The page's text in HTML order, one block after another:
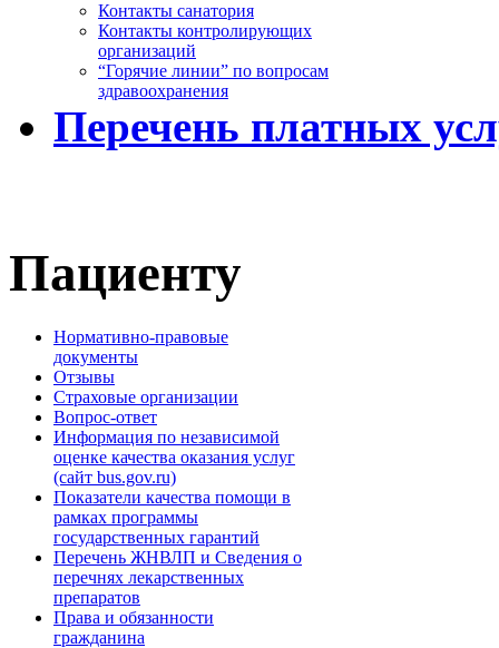
Контакты санатория
Контакты контролирующих
организаций
“Горячие линии” по вопросам
здравоохранения
Перечень платных
Пациенту
Нормативно-правовые
документы
Отзывы
Страховые организации
Вопрос-ответ
Информация по независимой
оценке качества оказания услуг
(сайт bus.gov.ru)
Показатели качества помощи в
рамках программы
государственных гарантий
Перечень ЖНВЛП и Сведения о
перечнях лекарственных
препаратов
Права и обязанности
гражданина